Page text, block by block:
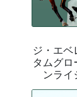
ジ・エ
タムグ
ンラ